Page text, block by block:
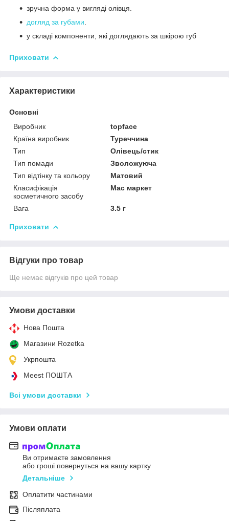
зручна форма у вигляді олівця.
догляд за губами
у складі компоненти, які доглядають за шкірою губ
Приховати
Характеристики
Основні
Виробник
topface
Країна виробник
Туреччина
Тип
Олівець/стик
Тип помади
Зволожуюча
Тип відтінку та кольору
Матовий
Класифікація
косметичного засобу
Мас маркет
Вага 3.5 г
Приховати
Відгуки про товар
Ще немає відгуків про цей товар
Умови доставки
Нова Пошта
Магазини Rozetka
Укрпошта
Meest ПОШТА
Всі умови доставки
Умови оплати
Ви отримаєте замовлення
або гроші повернуться на вашу картку
Детальніше
Оплатити частинами
Післяплата